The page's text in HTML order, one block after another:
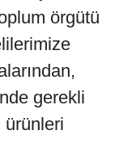
örgütü
gerekli
ürünleri